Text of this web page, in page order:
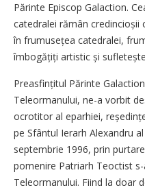
Părinte Episcop Galaction.
catedralei rămân credincioșii
în frumusețea catedralei,
îmbogățiți artistic și
Preasfințitul Părinte
Teleormanului, ne-a vorbit
ocrotitor al eparhiei,
pe Sfântul Ierarh Alexandru
septembrie 1996, prin
pomenire Patriarh Teoctist
Teleormanului. Fiind la doar